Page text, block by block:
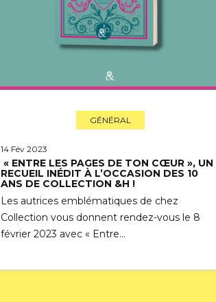
GÉNÉRAL
14 Fév 2023
« ENTRE LES PAGES DE TON CŒUR », UN
RECUEIL INÉDIT À L’OCCASION DES 10
ANS DE COLLECTION &H !
Les autrices emblématiques de chez
Collection vous donnent rendez-vous le 8
février 2023 avec « Entre…